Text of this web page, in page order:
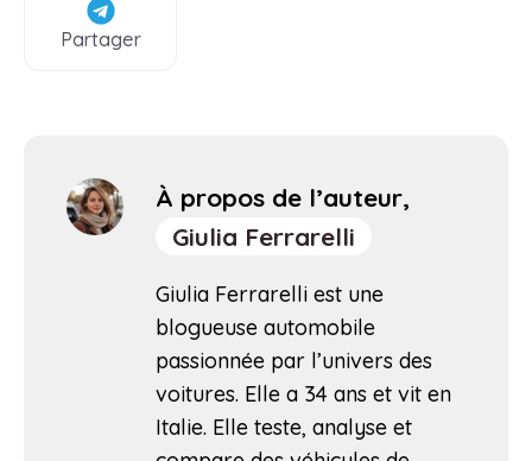
Partager
À propos de l’auteur,
Giulia Ferrarelli
Giulia Ferrarelli est une
blogueuse automobile
passionnée par l’univers des
voitures. Elle a 34 ans et vit en
Italie. Elle teste, analyse et